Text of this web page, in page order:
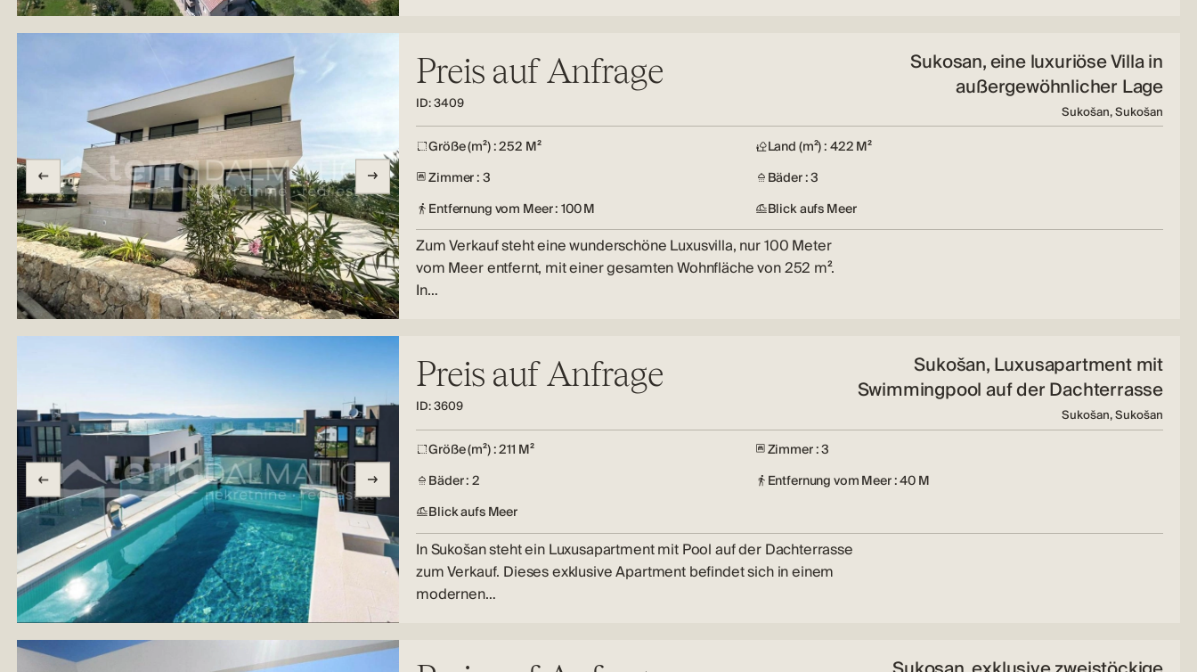
Preis auf Anfrage
ID: 3409
Sukosan, eine luxuriöse Villa in
außergewöhnlicher Lage
Sukošan, Sukošan
Größe (m²) : 252 M²
Land (m²) : 422 M²
Zimmer : 3
Bäder : 3
Entfernung vom Meer : 100 M
Blick aufs Meer
Zum Verkauf steht eine wunderschöne Luxusvilla, nur 100 Meter
vom Meer entfernt, mit einer gesamten Wohnfläche von 252 m².
In…
Preis auf Anfrage
ID: 3609
Sukošan, Luxusapartment mit
Swimmingpool auf der Dachterrasse
Sukošan, Sukošan
Größe (m²) : 211 M²
Zimmer : 3
Bäder : 2
Entfernung vom Meer : 40 M
Blick aufs Meer
In Sukošan steht ein Luxusapartment mit Pool auf der Dachterrasse
zum Verkauf. Dieses exklusive Apartment befindet sich in einem
modernen…